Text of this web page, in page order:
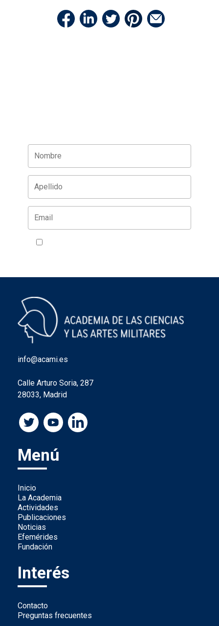
info@acami.es
Calle Arturo Soria, 287
28033, Madrid
Menú
Inicio
La Academia
Actividades
Publicaciones
Noticias
Efemérides
Fundación
Interés
Contacto
Preguntas frecuentes